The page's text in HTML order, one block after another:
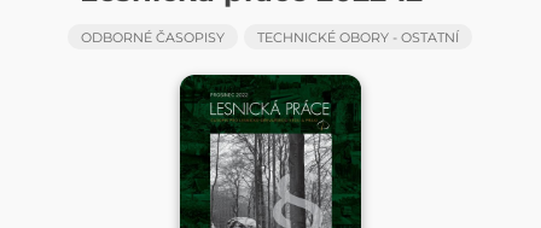
ODBORNÉ ČASOPISY TECHNICKÉ OBORY - OSTATNÍ